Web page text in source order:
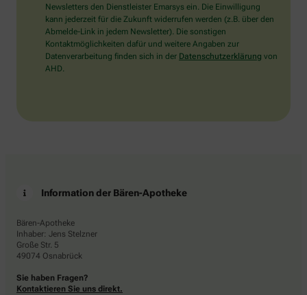
die
Flagge.
Newsletters den Dienstleister Emarsys ein. Die Einwilligung
kann jederzeit für die Zukunft widerrufen werden (z.B. über den
Abmelde-Link in jedem Newsletter). Die sonstigen
Kontaktmöglichkeiten dafür und weitere Angaben zur
Datenverarbeitung finden sich in der Datenschutzerklärung von
AHD.
Information der Bären-Apotheke
Bären-Apotheke
Inhaber: Jens Stelzner
Große Str. 5
49074 Osnabrück
Sie haben Fragen?
Kontaktieren Sie uns direkt.